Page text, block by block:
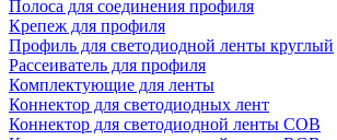
Полоса для соединения профиля
Крепеж для профиля
Профиль для светодиодной ленты круглый
Рассеиватель для профиля
Комплектующие для ленты
Коннектор для светодиодных лент
Коннектор для светодиодной ленты COB